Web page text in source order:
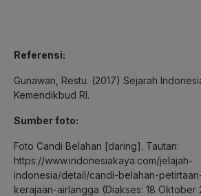
Referensi:
Gunawan, Restu. (2017) Sejarah
Kemendikbud RI.
Sumber foto:
Foto Candi Belahan [daring]. Tautan:
https://www.indonesiakaya.com/jelajah-
indonesia/detail/candi-belahan-
kerajaan-airlangga (Diakses: 18 Oktober